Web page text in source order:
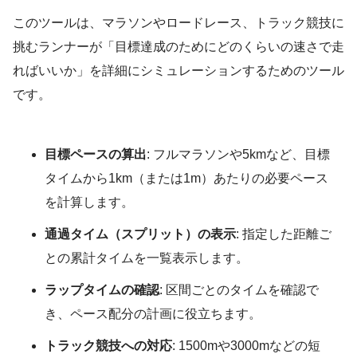
このツールは、マラソンやロードレース、トラック競技に
挑むランナーが「目標達成のためにどのくらいの速さで走
ればいいか」を詳細にシミュレーションするためのツール
です。
目標ペースの算出: フルマラソンや5kmなど、目標
タイムから1km（または1m）あたりの必要ペース
を計算します。
通過タイム（スプリット）の表示: 指定した距離ご
との累計タイムを一覧表示します。
ラップタイムの確認: 区間ごとのタイムを確認で
き、ペース配分の計画に役立ちます。
トラック競技への対応: 1500mや3000mなどの短